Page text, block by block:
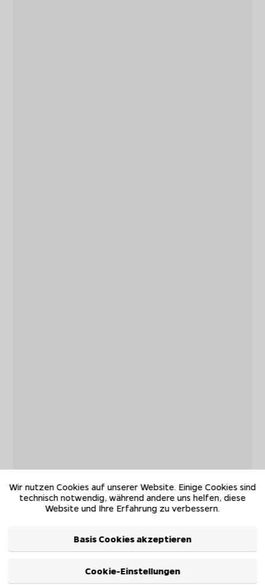
Wir nutzen Cookies auf unserer Website. Einige Cookies sind
technisch notwendig, während andere uns helfen, diese
Website und Ihre Erfahrung zu verbessern.
Basis Cookies akzeptieren
Cookie-Einstellungen